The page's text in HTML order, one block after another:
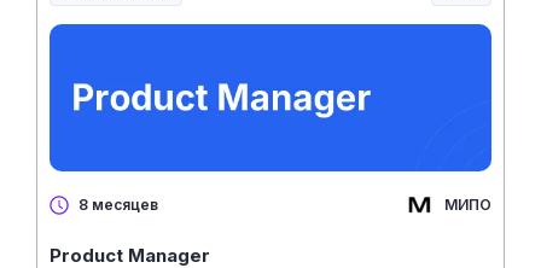
8 месяцев МИПО
Product Manager